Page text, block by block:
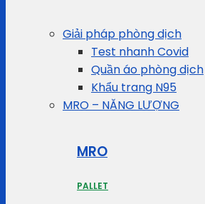
Giải pháp phòng dịch
Test nhanh Covid
Quần áo phòng dịch
Khẩu trang N95
MRO – NĂNG LƯỢNG
MRO
PALLET